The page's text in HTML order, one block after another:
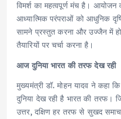
विमर्श का महत्वपूर्ण मंच है। आयोजन
आध्यात्मिक परंपराओं को आधुनिक
सामने प्रस्तुत करना और उज्जैन में
तैयारियों पर चर्चा करना है।
आज दुनिया भारत की तरफ देख रही
मुख्यमंत्री डॉ. मोहन यादव ने कहा
दुनिया देख रही है भारत की तरफ।
उत्तर, दक्षिण हर तरफ से सुखद